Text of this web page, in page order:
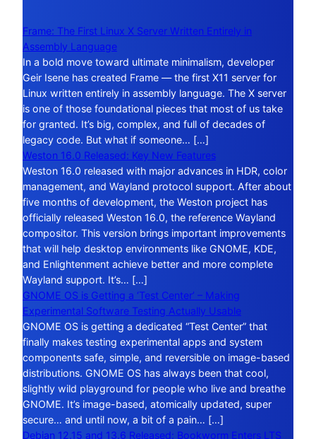
Frame: The First Linux X Server Written Entirely in
Assembly Language
In a bold move toward ultimate minimalism, developer
Geir Isene has created Frame — the first X11 server for
Linux written entirely in assembly language. The X server
is one of those foundational pieces that most of us take
for granted. It’s big, complex, and full of decades of
legacy code. But what if someone… […]
Weston 16.0 Released: Key New Features
Weston 16.0 released with major advances in HDR, color
management, and Wayland protocol support. After about
five months of development, the Weston project has
officially released Weston 16.0, the reference Wayland
compositor. This version brings important improvements
that will help desktop environments like GNOME, KDE,
and Enlightenment achieve better and more complete
Wayland support. It’s… […]
GNOME OS is Getting a ‘Test Center’ – Making
Experimental Software Testing Actually Usable
GNOME OS is getting a dedicated “Test Center” that
finally makes testing experimental apps and system
components safe, simple, and reversible on image-based
distributions. GNOME OS has always been that cool,
slightly wild playground for people who live and breathe
GNOME. It’s image-based, atomically updated, super
secure… and until now, a bit of a pain… […]
Debian 12.15 and 13.6 Released: Bookworm Enters LTS